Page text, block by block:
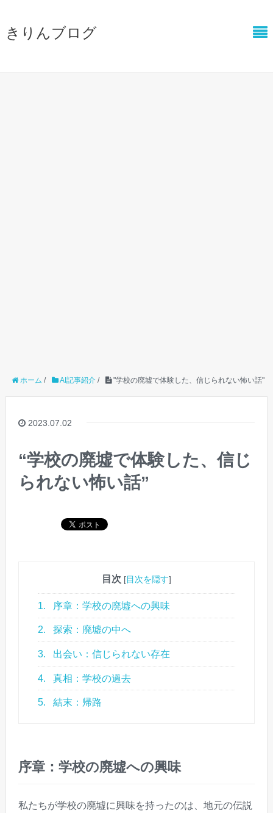
きりんブログ
ホーム / AI記事紹介/ "学校の廃墟で体験した、信じられない怖い話"
2023.07.02
“学校の廃墟で体験した、信じ
られない怖い話”
目次 [目次を隠す]
1. 序章：学校の廃墟への興味
2. 探索：廃墟の中へ
3. 出会い：信じられない存在
4. 真相：学校の過去
5. 結末：帰路
序章：学校の廃墟への興味
私たちが学校の廃墟に興味を持ったのは、地元の伝説